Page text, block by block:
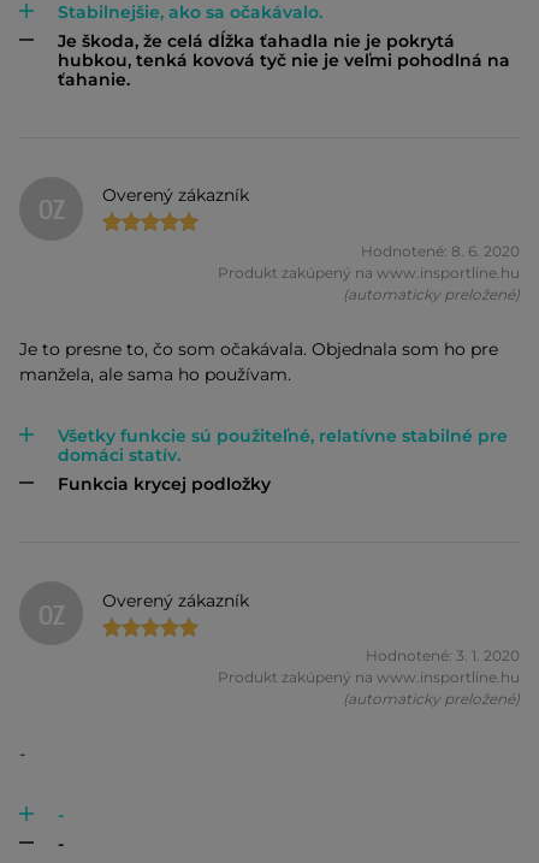
Stabilnejšie, ako sa očakávalo.
Je škoda, že celá dĺžka ťahadla nie je pokrytá
hubkou, tenká kovová tyč nie je veľmi pohodlná na
ťahanie.
OZ Overený zákazník
Hodnotené: 8. 6. 2020
Produkt zakúpený na www.insportline.hu
(automaticky preložené)
Je to presne to, čo som očakávala. Objednala som ho pre
manžela, ale sama ho používam.
Všetky funkcie sú použiteľné, relatívne stabilné pre
domáci statív.
Funkcia krycej podložky
OZ Overený zákazník
Hodnotené: 3. 1. 2020
Produkt zakúpený na www.insportline.hu
(automaticky preložené)
-
-
-